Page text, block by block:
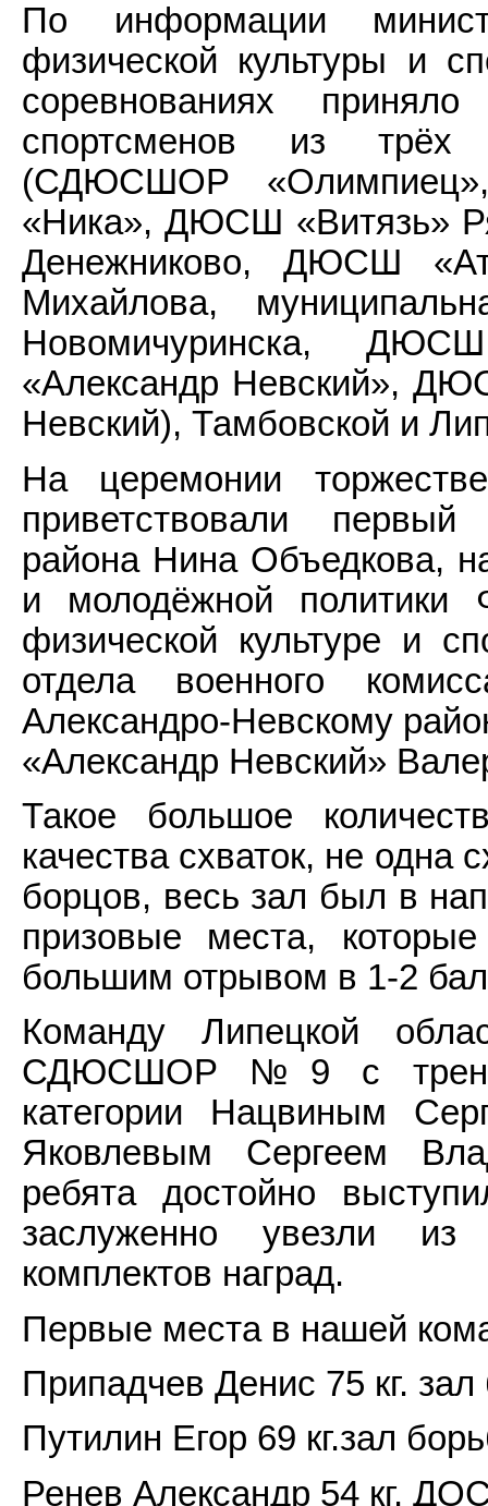
По информации
физической культуры и
соревнованиях
спортсменов из трёх
(СДЮСШОР
«Ника», ДЮСШ «Витязь»
Денежниково, ДЮСШ
Михайлова,
Новомичуринска,
«Александр Невский»,
Невский), Тамбовской и
На церемонии
приветствовали первый
района Нина Объедкова,
и молодёжной политики
физической культуре и
отдела военного
Александро-Невскому
«Александр Невский»
Такое большое
качества схваток, не одна
борцов, весь зал был в
призовые места,
большим отрывом в 1-2
Команду Липецкой
СДЮСШОР №9 с
категории Нацвиным
Яковлевым Сергеем
ребята достойно
заслуженно увезли из
комплектов наград.
Первые места в нашей
Припадчев Денис 75 кг.
Путилин Егор 69 кг.зал
Ренев Александр 54 кг.